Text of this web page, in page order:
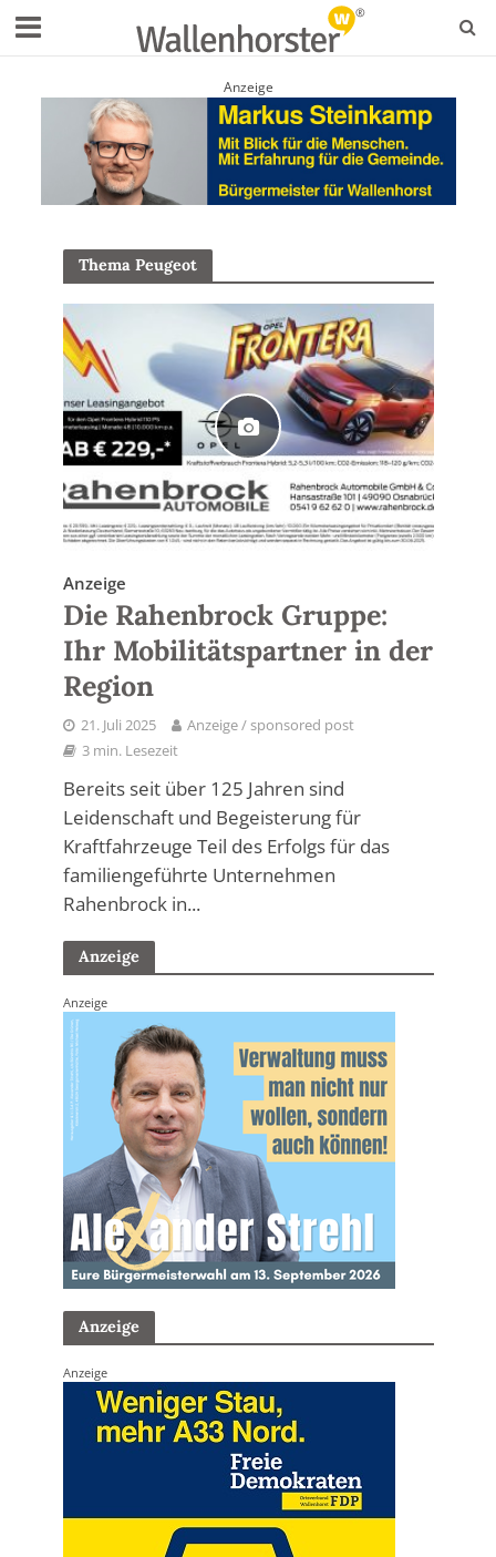
Anzeige
Thema Peugeot
Anzeige
Die Rahenbrock Gruppe:
Ihr Mobilitätspartner in der
Region
21. Juli 2025
Anzeige / sponsored post
3 min. Lesezeit
Bereits seit über 125 Jahren sind
Leidenschaft und Begeisterung für
Kraftfahrzeuge Teil des Erfolgs für das
familiengeführte Unternehmen
Rahenbrock in...
Anzeige
Anzeige
Anzeige
Anzeige